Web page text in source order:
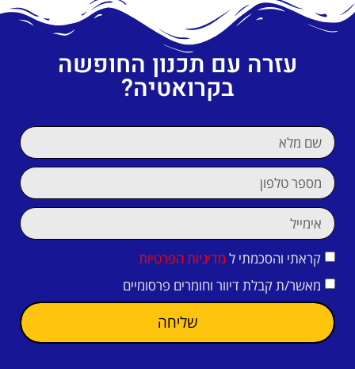
עזרה עם תכנון החופשה
בקרואטיה?
קראתי והסכמתי ל מדיניות הפרטיות
מאשר/ת קבלת דיוור וחומרים פרסומיים
שליחה